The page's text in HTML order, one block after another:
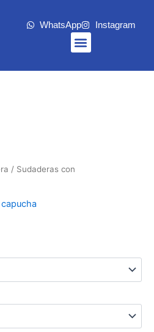
WhatsApp Instagram
Menu
/ Sudaderas con